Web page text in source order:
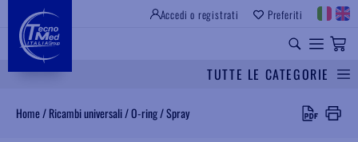
Accedi o registrati Preferiti
TUTTE LE CATEGORIE
Home/ Ricambi universali/O-ring/Spray